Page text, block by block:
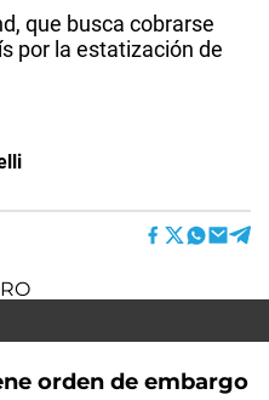
que busca cobrarse
por la estatización de
orden de embargo